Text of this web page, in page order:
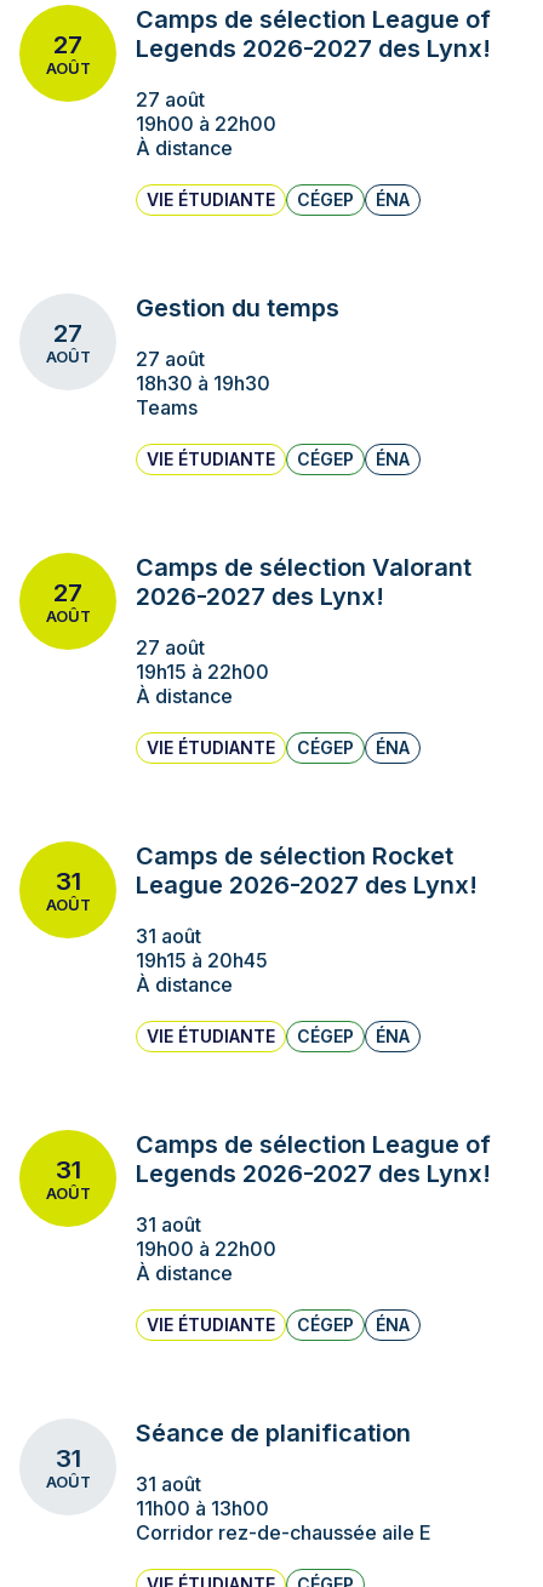
27
AOÛT
Camps de sélection League of
Legends 2026-2027 des Lynx!
27 août
19h00 à 22h00
À distance
VIE ÉTUDIANTE CÉGEP ÉNA
27
AOÛT
Gestion du temps
27 août
18h30 à 19h30
Teams
VIE ÉTUDIANTE CÉGEP ÉNA
27
AOÛT
Camps de sélection Valorant
2026-2027 des Lynx!
27 août
19h15 à 22h00
À distance
VIE ÉTUDIANTE CÉGEP ÉNA
31
AOÛT
Camps de sélection Rocket
League 2026-2027 des Lynx!
31 août
19h15 à 20h45
À distance
VIE ÉTUDIANTE CÉGEP ÉNA
31
AOÛT
Camps de sélection League of
Legends 2026-2027 des Lynx!
31 août
19h00 à 22h00
À distance
VIE ÉTUDIANTE CÉGEP ÉNA
31
AOÛT
Séance de planification
31 août
11h00 à 13h00
Corridor rez-de-chaussée aile E